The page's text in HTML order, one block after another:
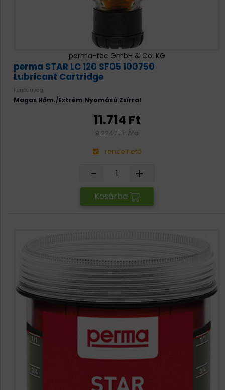
perma-tec GmbH & Co. KG
perma STAR LC 120 SF05 100750
Lubricant Cartridge
Kenőanyag:
Magas Hőm./Extrém Nyomású Zsírral
11.714 Ft
9.224 Ft + Áfa
rendelhető
- +
Kosárba